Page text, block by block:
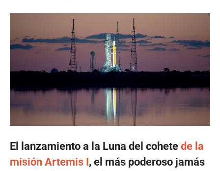
El lanzamiento a la Luna del cohete de la
misión Artemis I, el más poderoso jamás